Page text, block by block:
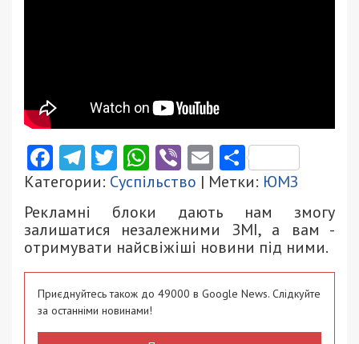
Facebook
Telegram
Twitter
WhatsApp
ViberEmail
Категории: Суспільство | Метки: ЮМЗ
Рекламні блоки дають нам змогу
залишатися незалежними ЗМІ, а вам -
отримувати найсвіжіші новини під ними.
Приєднуйтесь також до 49000 в Google News. Слідкуйте
за останніми новинами!